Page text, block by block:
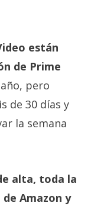
están
de Prime
pero
de 30 días y
la semana
alta, toda la
Amazon y